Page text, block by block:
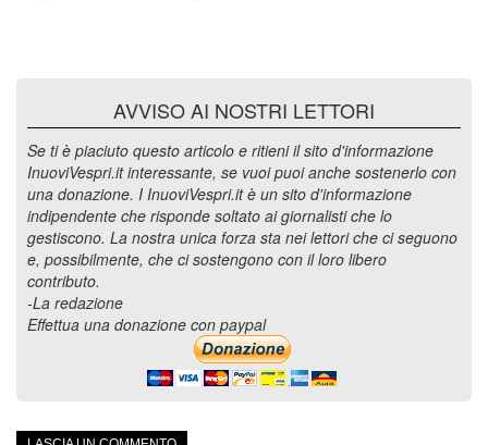
AVVISO AI NOSTRI LETTORI
Se ti è piaciuto questo articolo e ritieni il sito d'informazione
InuoviVespri.it interessante, se vuoi puoi anche sostenerlo con
una donazione. I InuoviVespri.it è un sito d'informazione
indipendente che risponde soltato ai giornalisti che lo
gestiscono. La nostra unica forza sta nei lettori che ci seguono
e, possibilmente, che ci sostengono con il loro libero
contributo.
-La redazione
Effettua una donazione con paypal